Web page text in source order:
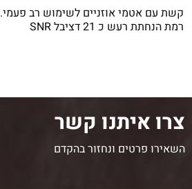
קשת עם אטמי אוזניים לשימוש רב פעמי.
רמת הנחתת רעש כ 21 דציבל SNR
צרו איתנו קשר
השאירו פרטים ונחזור בהקדם